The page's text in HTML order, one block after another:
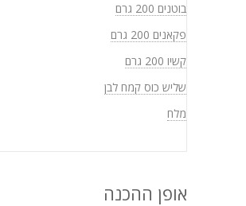
בוטנים 200 גרם
פקאנים 200 גרם
קשיו 200 גרם
שליש כוס קמח לבן
מלח
אופן ההכנה